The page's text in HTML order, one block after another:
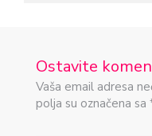
Ostavite
Vaša email adresa
polja su označena sa